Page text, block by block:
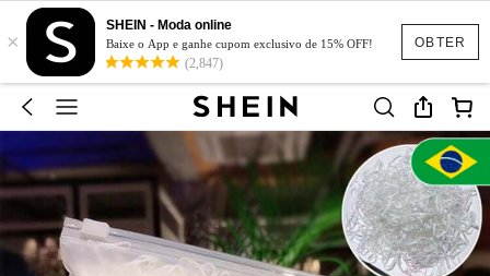
OBTER
×
SHEIN - Moda online
Baixe o App e ganhe cupom exclusivo de 15% OFF!
(2,847)